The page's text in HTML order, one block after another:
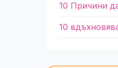
10 Причини
10